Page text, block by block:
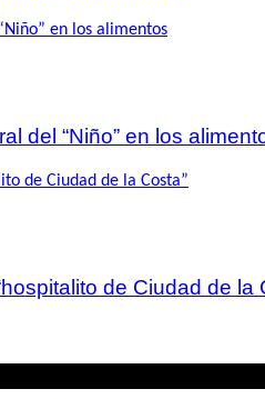
del “Niño” en los
de Ciudad de la